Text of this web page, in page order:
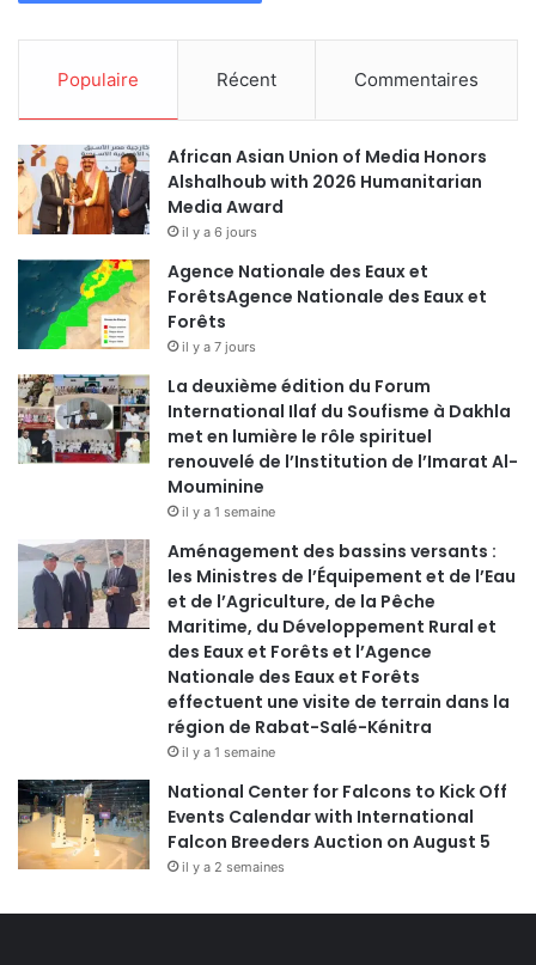
Populaire Récent Commentaires
African Asian Union of Media Honors
Alshalhoub with 2026 Humanitarian
Media Award
il y a 6 jours
Agence Nationale des Eaux et
ForêtsAgence Nationale des Eaux et
Forêts
il y a 7 jours
La deuxième édition du Forum
International Ilaf du Soufisme à Dakhla
met en lumière le rôle spirituel
renouvelé de l’Institution de l’Imarat Al-
Mouminine
il y a 1 semaine
Aménagement des bassins versants :
les Ministres de l’Équipement et de l’Eau
et de l’Agriculture, de la Pêche
Maritime, du Développement Rural et
des Eaux et Forêts et l’Agence
Nationale des Eaux et Forêts
effectuent une visite de terrain dans la
région de Rabat-Salé-Kénitra
il y a 1 semaine
National Center for Falcons to Kick Off
Events Calendar with International
Falcon Breeders Auction on August 5
il y a 2 semaines